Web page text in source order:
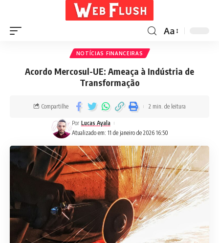
Aa
NOTÍCIAS FINANCEIRAS
Acordo Mercosul-UE: Ameaça à Indústria de
Transformação
Atualizado em: 11 de janeiro de 2026 16:50
Por Lucas Ayala
Compartilhe 2 min. de leitura